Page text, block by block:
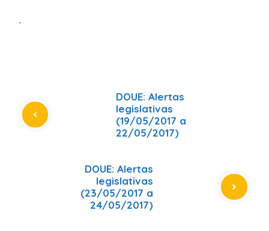
ᐧ
DOUE: Alertas
legislativas
(19/05/2017 a
22/05/2017)
DOUE: Alertas
legislativas
(23/05/2017 a
24/05/2017)